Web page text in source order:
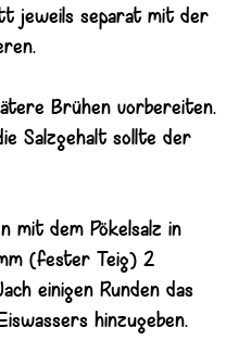
jeweils separat mit der
Brühen vorbereiten.
Salzgehalt sollte der
mit dem Pökelsalz in
(fester Teig) 2
einigen Runden das
hinzugeben.